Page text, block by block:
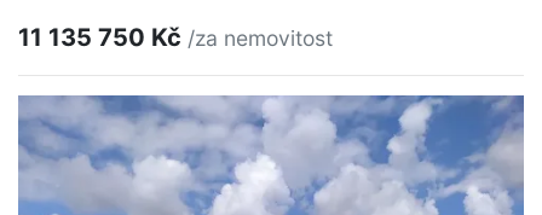
11 135 750 Kč /za nemovitost